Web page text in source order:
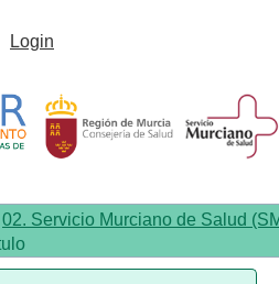
de Salud IX
Login
02. Servicio Murciano de Salud